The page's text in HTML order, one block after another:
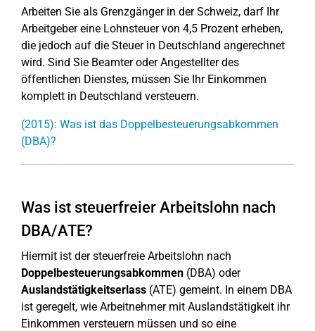
Arbeiten Sie als Grenzgänger in der Schweiz, darf Ihr
Arbeitgeber eine Lohnsteuer von 4,5 Prozent erheben,
die jedoch auf die Steuer in Deutschland angerechnet
wird. Sind Sie Beamter oder Angestellter des
öffentlichen Dienstes, müssen Sie Ihr Einkommen
komplett in Deutschland versteuern.
(2015): Was ist das Doppelbesteuerungsabkommen
(DBA)?
Was ist steuerfreier Arbeitslohn nach
DBA/ATE?
Hiermit ist der steuerfreie Arbeitslohn nach
Doppelbesteuerungsabkommen (DBA) oder
Auslandstätigkeitserlass (ATE) gemeint. In einem DBA
ist geregelt, wie Arbeitnehmer mit Auslandstätigkeit ihr
Einkommen versteuern müssen und so eine